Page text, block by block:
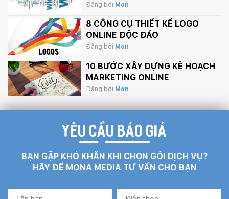
Đăng bởi Mon
8 CÔNG CỤ THIẾT KẾ LOGO
ONLINE ĐỘC ĐÁO
Đăng bởi Mon
10 BƯỚC XÂY DỰNG KẾ HOẠCH
MARKETING ONLINE
Đăng bởi Mon
YÊU CẦU BÁO GIÁ
BẠN GẶP KHÓ KHĂN KHI CHỌN GÓI DỊCH VỤ?
HÃY ĐỂ MONA MEDIA TƯ VẤN CHO BẠN